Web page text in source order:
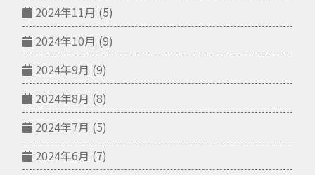
2024年11月 (5)
2024年10月 (9)
2024年9月 (9)
2024年8月 (8)
2024年7月 (5)
2024年6月 (7)